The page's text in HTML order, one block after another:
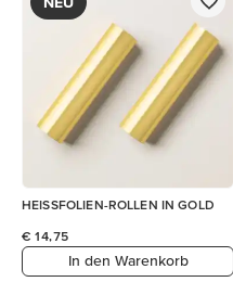
HEISSFOLIEN-ROLLEN IN GOLD
€ 14,75
In den Warenkorb